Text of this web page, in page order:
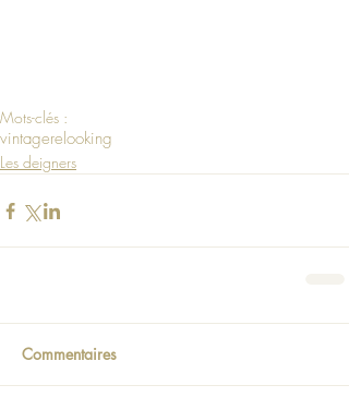
Mots-clés :
vintagerelooking
Les deigners
Commentaires